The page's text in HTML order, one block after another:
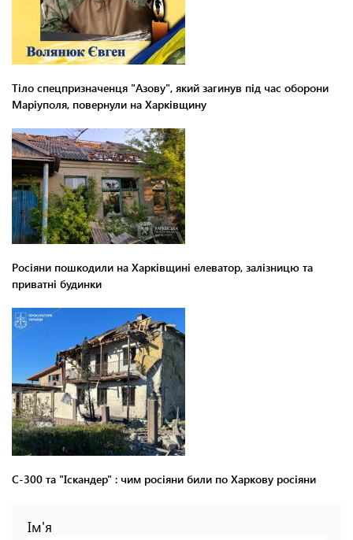
Тіло спецпризначенця "Азову", який загинув під час оборони
Маріуполя, повернули на Харківщину
Росіяни пошкодили на Харківщині елеватор, залізницю та
приватні будинки
С-300 та "Іскандер" : чим росіяни били по Харкову росіяни
Ім'я